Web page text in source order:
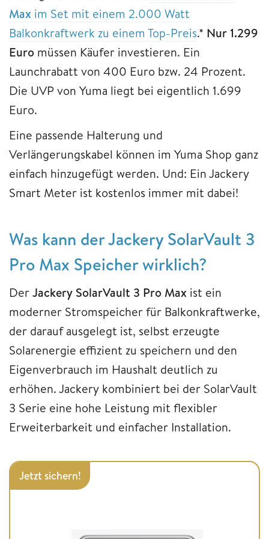
Max im Set mit einem 2.000 Watt
Balkonkraftwerk zu einem Top-Preis.* Nur 1.299
Euro müssen Käufer investieren. Ein
Launchrabatt von 400 Euro bzw. 24 Prozent.
Die UVP von Yuma liegt bei eigentlich 1.699
Euro.
Eine passende Halterung und
Verlängerungskabel können im Yuma Shop ganz
einfach hinzugefügt werden. Und: Ein Jackery
Smart Meter ist kostenlos immer mit dabei!
Was kann der Jackery SolarVault 3
Pro Max Speicher wirklich?
DerJackery SolarVault 3 Pro Max ist ein
moderner Stromspeicher für Balkonkraftwerke,
der darauf ausgelegt ist, selbst erzeugte
Solarenergie effizient zu speichern und den
Eigenverbrauch im Haushalt deutlich zu
erhöhen. Jackery kombiniert bei der SolarVault
3 Serie eine hohe Leistung mit flexibler
Erweiterbarkeit und einfacher Installation.
Jetzt sichern!